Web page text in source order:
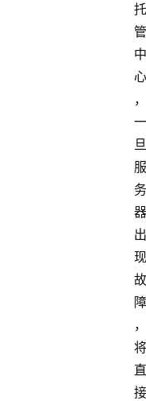
托
管
中
心
，
一
旦
服
务
器
出
现
故
障
，
将
直
接